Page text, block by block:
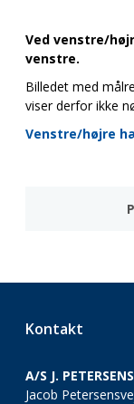
Ved venstre/
venstre.
Billedet med
viser derfor ikke
Venstre/højre
Kontakt
A/S J.
Jacob